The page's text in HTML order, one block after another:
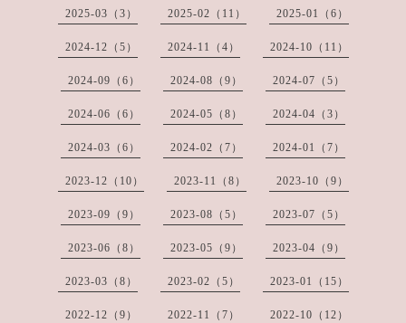
2025-03（3） 2025-02（11） 2025-01（6）
2024-12（5） 2024-11（4） 2024-10（11）
2024-09（6） 2024-08（9） 2024-07（5）
2024-06（6） 2024-05（8） 2024-04（3）
2024-03（6） 2024-02（7） 2024-01（7）
2023-12（10） 2023-11（8） 2023-10（9）
2023-09（9） 2023-08（5） 2023-07（5）
2023-06（8） 2023-05（9） 2023-04（9）
2023-03（8） 2023-02（5） 2023-01（15）
2022-12（9） 2022-11（7） 2022-10（12）